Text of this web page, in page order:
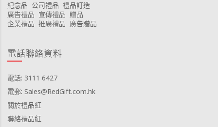
紀念品 公司禮品 禮品訂造
廣告禮品 宣傳禮品 贈品
企業禮品 推廣禮品 廣告贈品
電話聯絡資料
電話: 3111 6427
電郵: Sales@RedGift.com.hk
關於禮品紅
聯絡禮品紅